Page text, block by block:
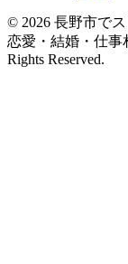
© 2026 長野市で
恋愛・結婚・仕事
Rights Reserved.